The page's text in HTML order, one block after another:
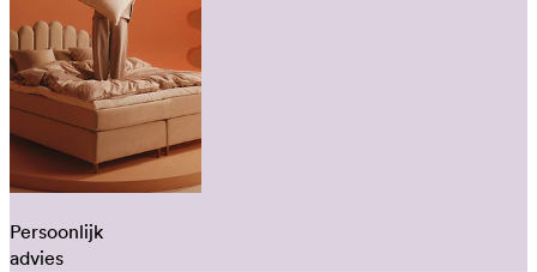
Persoonlijk
advies